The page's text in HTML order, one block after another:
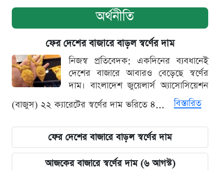
অর্থনীতি
ফের দেশের বাজারে বাড়ল স্বর্ণের দাম
নিজস্ব প্রতিবেদক: একদিনের ব্যবধানেই
দেশের বাজারে আবারও বেড়েছে স্বর্ণের
দাম। বাংলাদেশ জুয়েলার্স অ্যাসোসিয়েশন
(বাজুস) ২২ ক্যারেটের স্বর্ণের দাম ভরিতে ৪...
বিস্তারিত
ফের দেশের বাজারে বাড়ল স্বর্ণের দাম
আজকের বাজারে স্বর্ণের দাম (৬ আগস্ট)